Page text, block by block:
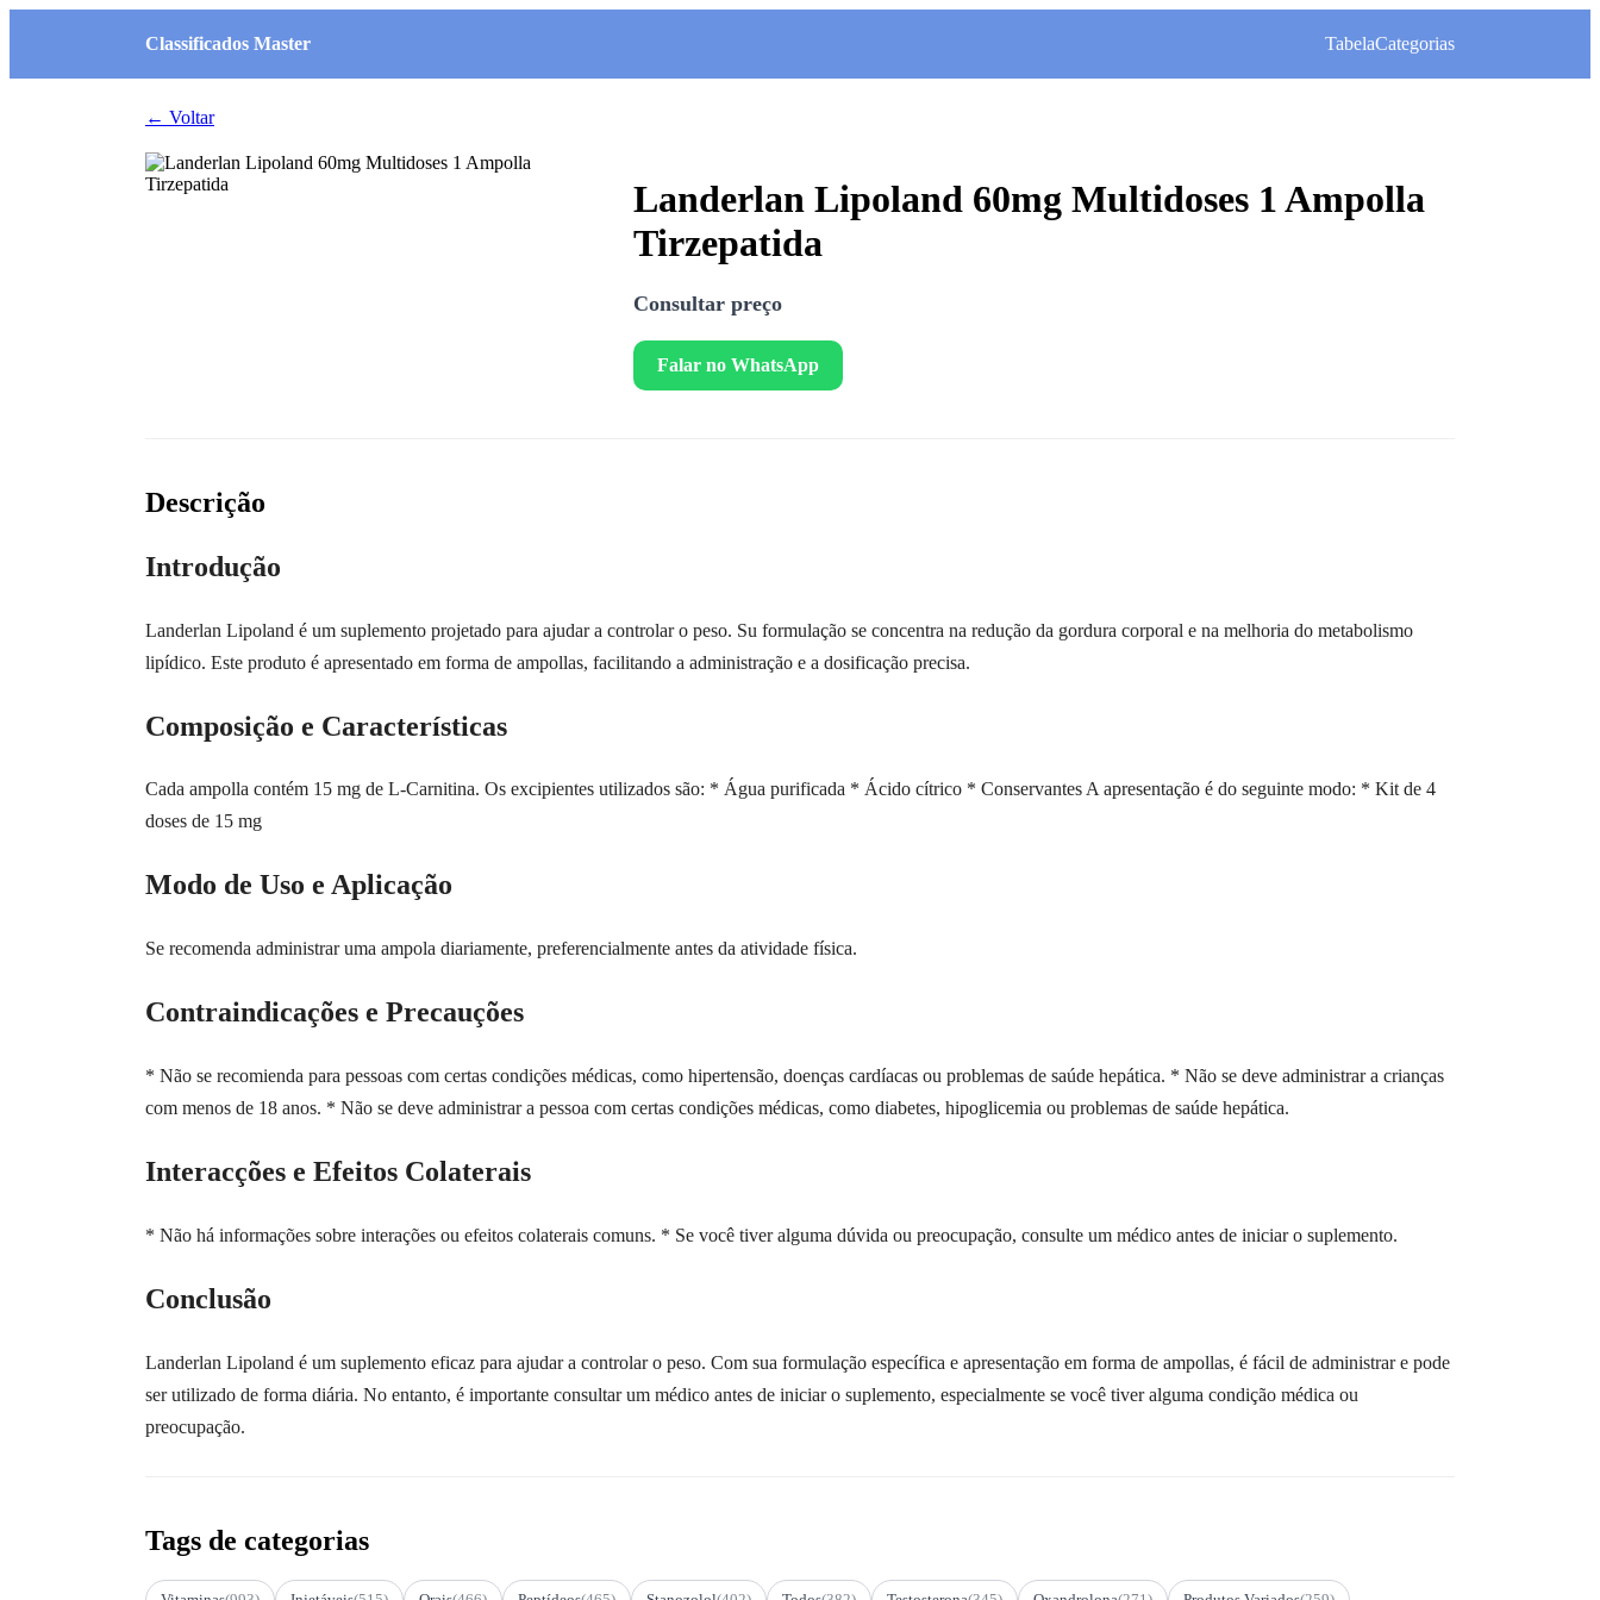
Classificados Master TabelaCategorias
← Voltar
Landerlan Lipoland 60mg Multidoses 1 Ampolla
Tirzepatida
Consultar preço
Falar no WhatsApp
Descrição
Introdução
Landerlan Lipoland é um suplemento projetado para ajudar a controlar o peso. Su formulação se concentra na redução da gordura corporal e na melhoria do metabolismo
lipídico. Este produto é apresentado em forma de ampollas, facilitando a administração e a dosificação precisa.
Composição e Características
Cada ampolla contém 15 mg de L-Carnitina. Os excipientes utilizados são: * Água purificada * Ácido cítrico * Conservantes A apresentação é do seguinte modo: * Kit de 4
doses de 15 mg
Modo de Uso e Aplicação
Se recomenda administrar uma ampola diariamente, preferencialmente antes da atividade física.
Contraindicações e Precauções
* Não se recomienda para pessoas com certas condições médicas, como hipertensão, doenças cardíacas ou problemas de saúde hepática. * Não se deve administrar a crianças
com menos de 18 anos. * Não se deve administrar a pessoa com certas condições médicas, como diabetes, hipoglicemia ou problemas de saúde hepática.
Interacções e Efeitos Colaterais
* Não há informações sobre interações ou efeitos colaterais comuns. * Se você tiver alguma dúvida ou preocupação, consulte um médico antes de iniciar o suplemento.
Conclusão
Landerlan Lipoland é um suplemento eficaz para ajudar a controlar o peso. Com sua formulação específica e apresentação em forma de ampollas, é fácil de administrar e pode
ser utilizado de forma diária. No entanto, é importante consultar um médico antes de iniciar o suplemento, especialmente se você tiver alguma condição médica ou
preocupação.
Tags de categorias